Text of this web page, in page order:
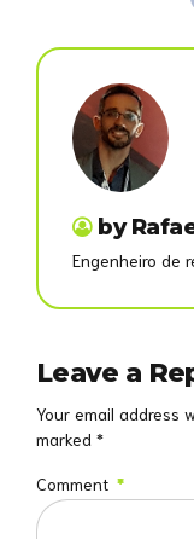
by
Engenheiro de
Leave a
Your email address
marked *
Comment *